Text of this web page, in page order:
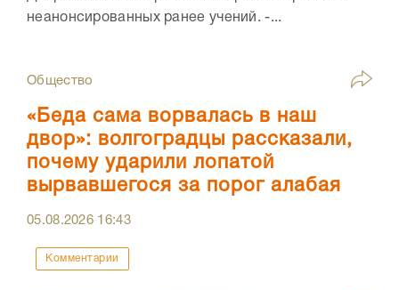
неанонсированных ранее учений. -...
Общество
«Беда сама ворвалась в наш
двор»: волгоградцы рассказали,
почему ударили лопатой
вырвавшегося за порог алабая
05.08.2026 16:43
Комментарии